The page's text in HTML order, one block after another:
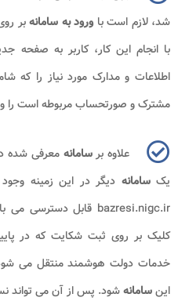
شد، لازم است با ورود به سامانهبر
با انجام این کار، کاربر به
اطلاعات و مدارک مورد نیاز را که
مشترک و صورتحساب مربوطه است را
علاوه برسامانهمعرفی شده
یکسامانه
bazresi.nigc.ir قابل دسترسی می باشد. پس از
کلیک بر روی ثبت شکایت که در
خدمات دولت هوشمند منتقل می
اینسامانهشود. پس از آن می تواند